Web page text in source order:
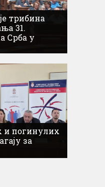
трибина
31.
Срба у
и погинулих
за